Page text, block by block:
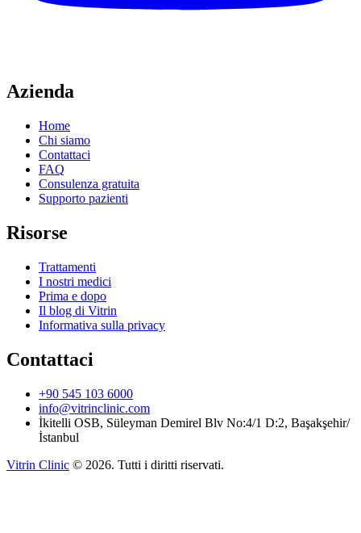
Azienda
Home
Chi siamo
Contattaci
FAQ
Consulenza gratuita
Supporto pazienti
Risorse
Trattamenti
I nostri medici
Prima e dopo
Il blog di Vitrin
Informativa sulla privacy
Contattaci
+90 545 103 6000
info@vitrinclinic.com
İkitelli OSB, Süleyman Demirel Blv No:4/1 D:2, Başakşehir/
İstanbul
Vitrin Clinic © 2026. Tutti i diritti riservati.